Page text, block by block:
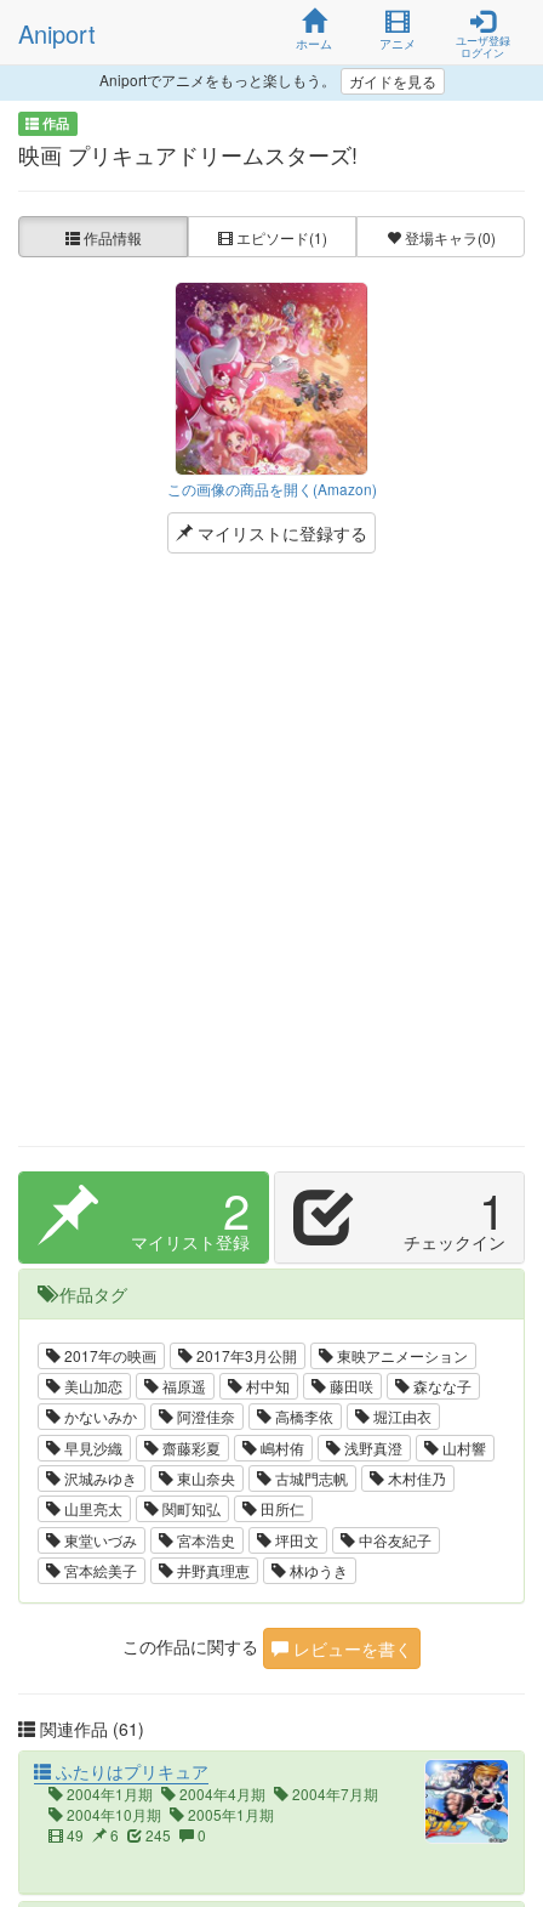
Aniport ホーム アニメ
ユーザ登録
ログイン
Aniportでアニメをもっと楽しもう。 ガイドを見る
作品
映画 プリキュアドリームスターズ!
作品情報 エピソード(1) 登場キャラ(0)
この画像の商品を開く(Amazon)
マイリストに登録する
2
マイリスト登録 1
チェックイン
作品タグ
2017年の映画 2017年3月公開
東映アニメーション
美山加恋
福原遥 村中知 藤田咲
森なな子
かないみか
阿澄佳奈 高橋李依
堀江由衣
早見沙織
齋藤彩夏 嶋村侑 浅野真澄
山村響
沢城みゆき
東山奈央 古城門志帆
木村佳乃
山里亮太
関町知弘
田所仁
東堂いづみ
宮本浩史 坪田文
中谷友紀子
宮本絵美子
井野真理恵 林ゆうき
この作品に関する レビューを書く
関連作品 (61)
ふたりはプリキュア
2004年1月期 2004年4月期
2004年7月期
2004年10月期
2005年1月期
49
6 245 0